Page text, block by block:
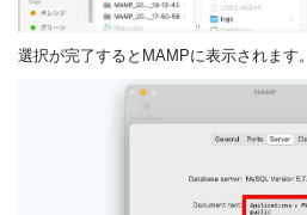
選択が完了するとMAMPに表示されます。